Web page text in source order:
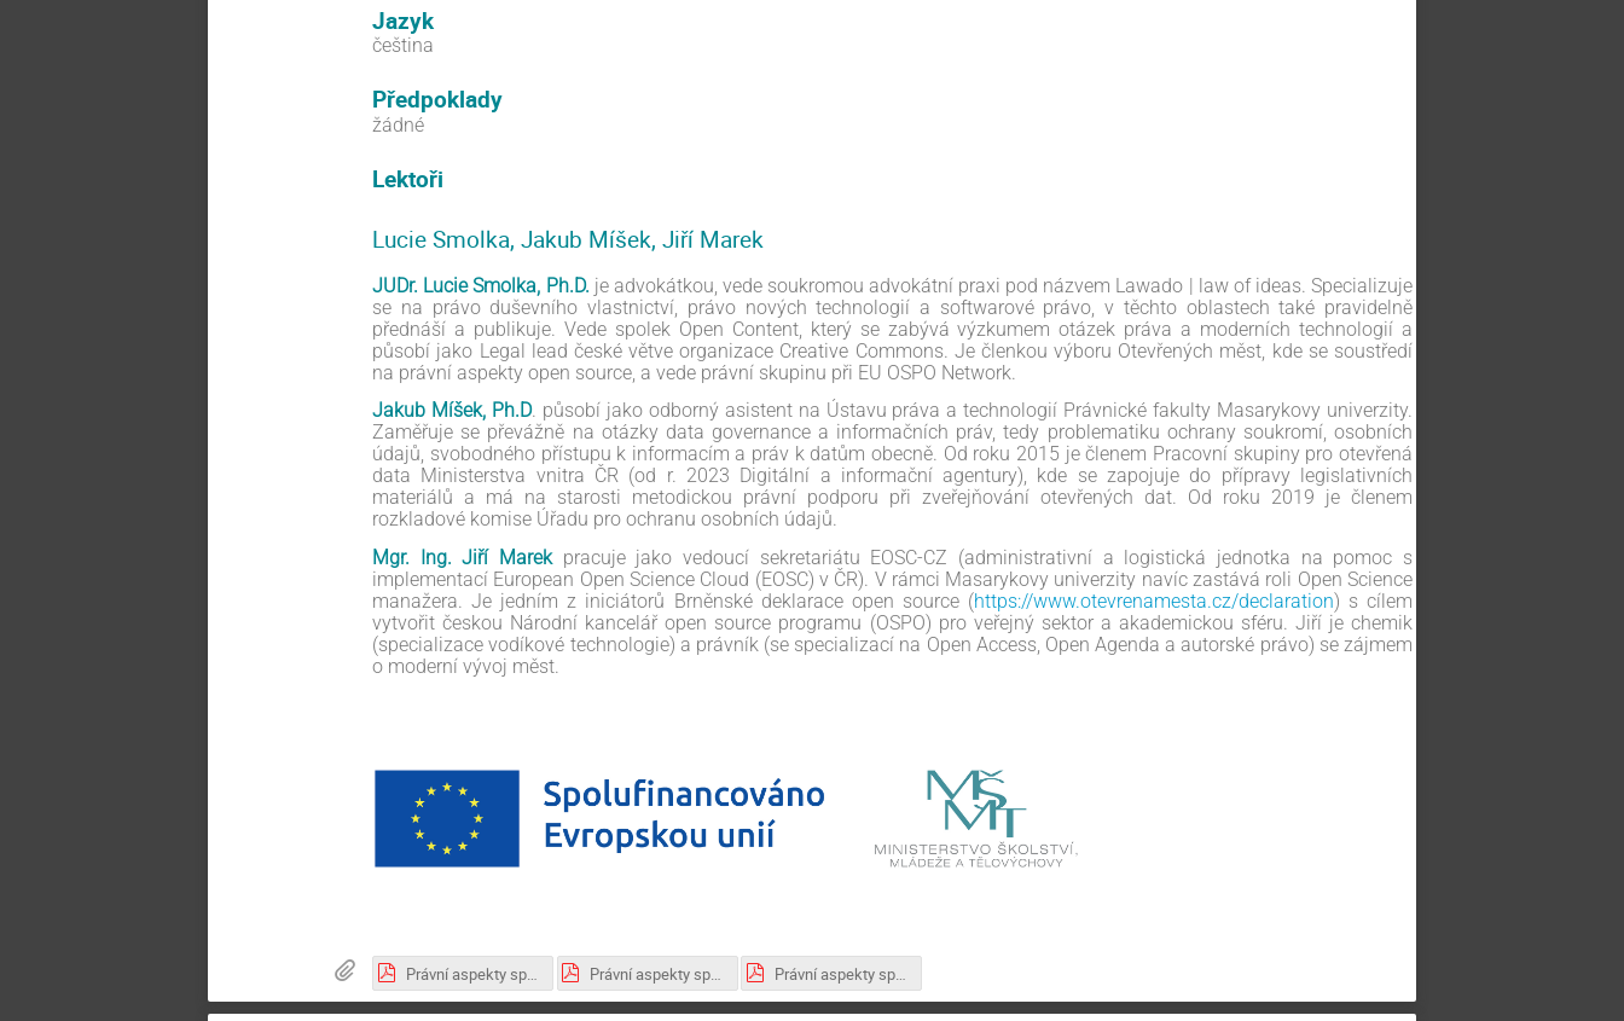
Jazyk
čeština
Předpoklady
žádné
Lektoři
Lucie Smolka, Jakub Míšek, Jiří Marek
JUDr. Lucie Smolka, Ph.D. je advokátkou, vede soukromou advokátní praxi pod názvem Lawado | law of ideas. Specializuje
se na právo duševního vlastnictví, právo nových technologií a softwarové právo, v těchto oblastech také pravidelně
přednáší a publikuje. Vede spolek Open Content, který se zabývá výzkumem otázek práva a moderních technologií a
působí jako Legal lead české větve organizace Creative Commons. Je členkou výboru Otevřených měst, kde se soustředí
na právní aspekty open source, a vede právní skupinu při EU OSPO Network.
Jakub Míšek, Ph.D. působí jako odborný asistent na Ústavu práva a technologií Právnické fakulty Masarykovy univerzity.
Zaměřuje se převážně na otázky data governance a informačních práv, tedy problematiku ochrany soukromí, osobních
údajů, svobodného přístupu k informacím a práv k datům obecně. Od roku 2015 je členem Pracovní skupiny pro otevřená
data Ministerstva vnitra ČR (od r. 2023 Digitální a informační agentury), kde se zapojuje do přípravy legislativních
materiálů a má na starosti metodickou právní podporu při zveřejňování otevřených dat. Od roku 2019 je členem
rozkladové komise Úřadu pro ochranu osobních údajů.
Mgr. Ing. Jiří Marekpracuje jako vedoucí sekretariátu EOSC-CZ (administrativní a logistická jednotka na pomoc s
implementací European Open Science Cloud (EOSC) v ČR). V rámci Masarykovy univerzity navíc zastává roli Open Science
manažera. Je jedním z iniciátorů Brněnské deklarace open source (https://www.otevrenamesta.cz/declaration) s cílem
vytvořit českou Národní kancelář open source programu (OSPO) pro veřejný sektor a akademickou sféru. Jiří je chemik
(specializace vodíkové technologie) a právník (se specializací na Open Access, Open Agenda a autorské právo) se zájmem
o moderní vývoj měst.
Právní aspekty správy výzkumných dat_Data a osobní údaje_Jakub Míšek_9.10.2023.pdf Právní aspekty správy výzkumných dat_Intro+Úvod+ Závěr_Jiří Marek_9.10.2023.pdf Právní aspekty správy výzkumných dat_Výzkumná data a duševní vlastnictví_Lucie Smolka_9.10.2023.pdf